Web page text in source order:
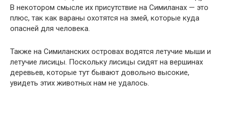
В некотором смысле их присутствие на Симиланах — это
плюс, так как вараны охотятся на змей, которые куда
опасней для человека.
Также на Симиланских островах водятся летучие мыши и
летучие лисицы. Поскольку лисицы сидят на вершинах
деревьев, которые тут бывают довольно высокие,
увидеть этих животных нам не удалось.